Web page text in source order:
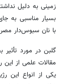
زمینی به دلیل
بسیار مناسبی به
با نان سبوس‌دار
گلبن در مورد
مقالات علمی از